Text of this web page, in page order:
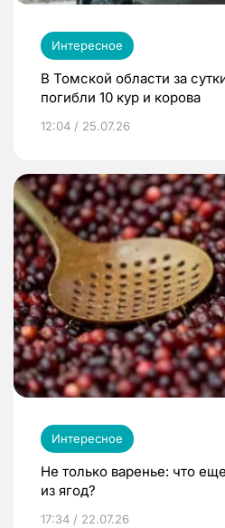
Интересное
В Томской области за
погибли 10 кур и корова
12:04 / 25.07.26
Интересное
Не только варенье: что
из ягод?
17:34 / 22.07.26